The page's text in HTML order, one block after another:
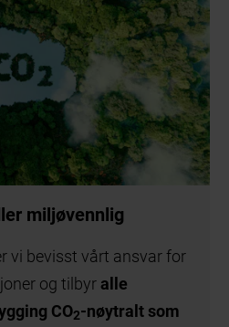
miljøvennlig
vi bevisst vårt ansvar for
og tilbyr alle
CO2-nøytralt som